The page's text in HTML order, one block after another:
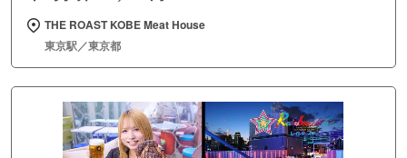
THE ROAST KOBE Meat House
東京駅／東京都